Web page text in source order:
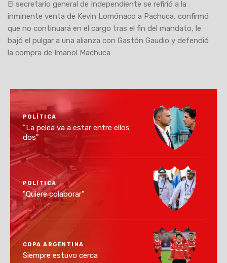
El secretario general de Independiente se refirió a la
inminente venta de Kevin Lomónaco a Pachuca, confirmó
que no continuará en el cargo tras el fin del mandato, le
bajó el pulgar a una alianza con Gastón Gaudio y defendió
la compra de Imanol Machuca
POLÍTICA
"La pelea va a estar entre ellos
dos"
POLÍTICA
"Quiere colaborar"
COPA ARGENTINA
Siempre estuvo cerca